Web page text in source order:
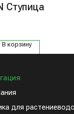
Ступица
В корзину
для